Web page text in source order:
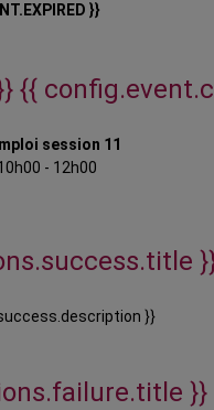
}}
{{
session 11
- 12h00
}}
}}